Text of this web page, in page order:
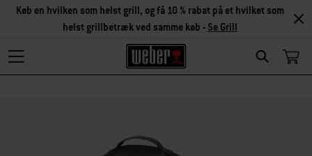
Search
Køb en hvilken som helst grill, og få 10 % rabat på et hvilket som
helst grillbetræk ved samme køb - Se Grill